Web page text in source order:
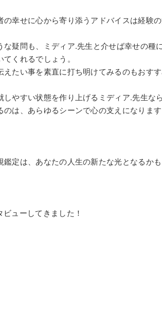
幸せに心から寄り添うアドバイスは経験
疑問も、ミディア.先生と介せば幸せの種
くれるでしょう。
たい事を素直に打ち明けてみるのもおす
やすい状態を作り上げるミディア.先生な
は、あらゆるシーンで心の支えになりま
定は、あなたの人生の新たな光となるか
ューしてきました！